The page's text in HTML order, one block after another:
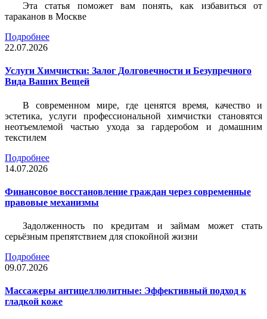
Эта статья поможет вам понять, как избавиться от
тараканов в Москве
Подробнее
22.07.2026
Услуги Химчистки: Залог Долговечности и Безупречного
Вида Ваших Вещей
В современном мире, где ценятся время, качество и
эстетика, услуги профессиональной химчистки становятся
неотъемлемой частью ухода за гардеробом и домашним
текстилем
Подробнее
14.07.2026
Финансовое восстановление граждан через современные
правовые механизмы
Задолженность по кредитам и займам может стать
серьёзным препятствием для спокойной жизни
Подробнее
09.07.2026
Массажеры антицеллюлитные: Эффективный подход к
гладкой коже